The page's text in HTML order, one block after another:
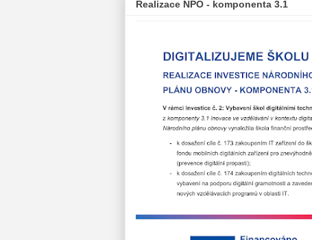
Realizace NPO - komponenta 3.1